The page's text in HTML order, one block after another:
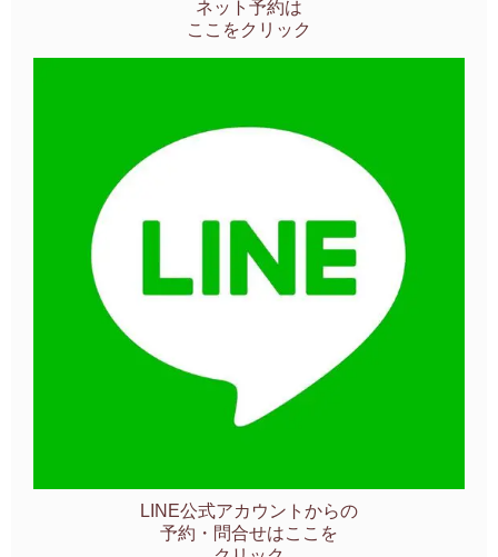
ネット予約は
ここをクリック
LINE公式アカウントからの
予約・問合せはここを